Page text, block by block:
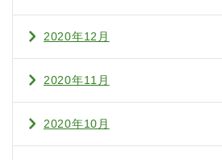
2020年12月
2020年11月
2020年10月